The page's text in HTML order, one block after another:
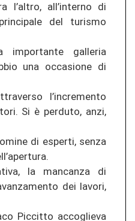
l’altro, all’interno di
del turismo
importante galleria
una occasione di
l’incremento
Si è perduto, anzi,
di esperti, senza
la mancanza di
dei lavori,
Piccitto accoglieva